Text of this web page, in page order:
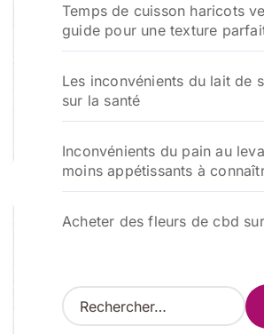
Temps de cuisson haricots
guide pour une texture
Les inconvénients du lait de
sur la santé
Inconvénients du pain au
moins appétissants à
Acheter des fleurs de cbd
R
e